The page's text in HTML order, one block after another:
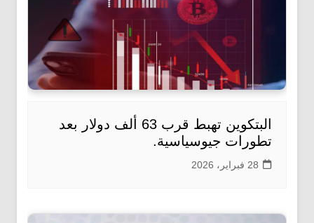
البتكوين تهبط قرب 63 ألف دولار بعد
تطورات جيوسياسية.
28 فبراير، 2026